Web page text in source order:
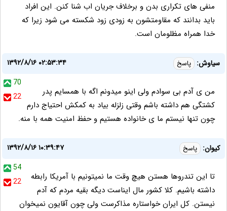
منفی های تکراری بدن و برخلاف جریان اب شنا کنن. این افراد
باید بدانند که مقاومتشون به زودی زود شکسته می شود زیرا که
خدا همراه مظلومان است.
سیاوش: پاسخ
۱۳۹۲/۸/۱۶ ۰۲:۵۳:۳۴
70
22
من ی آدم بی سوادم ولی اینو میدونم اگه با همسایم پدر
کشتگی هم داشته باشم وقتی زلزله بیاد به کمکش احتیاج دارم
چون تنها نیستم ما ی خانواده هستیم و حفظ امنیت همه با منه.
کیوان: پاسخ
۱۳۹۲/۸/۱۶ ۱۰:۳۹:۴۷
54
22
تا این تندروها هستن هیچ وقت ما نمیتونیم با آمریکا رابطه
داشته باشیم. کلا کشور مال ایناست دیگه بقیه مردم که آدم
نیستن. کل ایران خواستاره مذاکرست ولی چون آقایون نمیخوان